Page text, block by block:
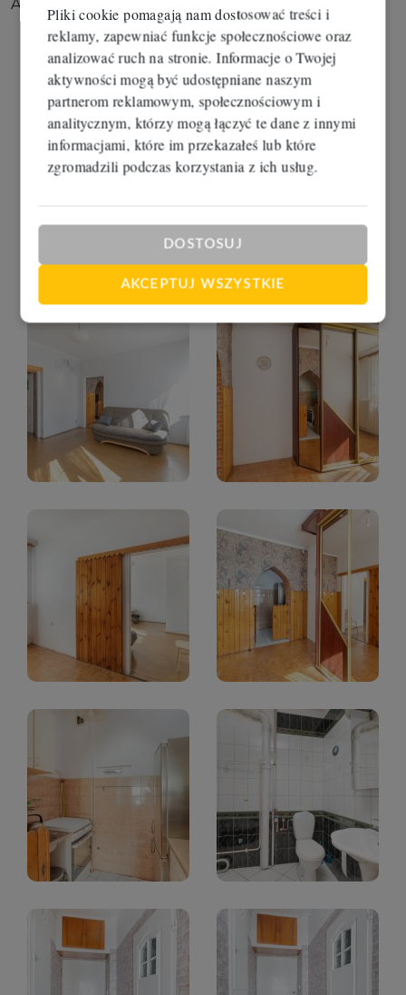
Pliki cookie pomagają nam dostosować treści i
reklamy, zapewniać funkcje społecznościowe oraz
analizować ruch na stronie. Informacje o Twojej
aktywności mogą być udostępniane naszym
partnerom reklamowym, społecznościowym i
analitycznym, którzy mogą łączyć te dane z innymi
informacjami, które im przekazałeś lub które
zgromadzili podczas korzystania z ich usług.
DOSTOSUJ
AKCEPTUJ WSZYSTKIE
Aldona Liczbińska